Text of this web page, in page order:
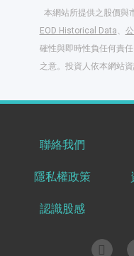
本網站所提供之股價與
EOD Historical Data
確性與即時性負任何責
之意。投資人依本網站
聯絡我們
隱私權政策
認識股感